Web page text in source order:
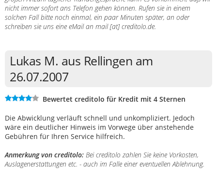
nicht immer sofort ans Telefon gehen können. Rufen sie in einem
solchen Fall bitte noch einmal, ein paar Minuten später, an oder
schreiben sie uns eine eMail an mail [at] creditolo.de.
Lukas M. aus Rellingen am
26.07.2007
Bewertet creditolo für Kredit mit 4 Sternen
Die Abwicklung verläuft schnell und unkompliziert. Jedoch
wäre ein deutlicher Hinweis im Vorwege über anstehende
Gebühren für Ihren Service hilfreich.
Anmerkung von creditolo: Bei creditolo zahlen Sie keine Vorkosten,
Auslagenerstattungen etc. - auch im Falle einer eventuellen Ablehnung.